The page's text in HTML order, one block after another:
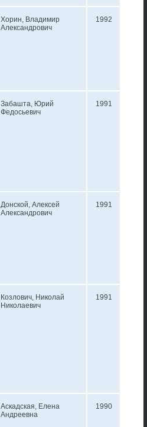
Хорин, Владимир
Александрович
1992
Забашта, Юрий
Федосьевич
1991
Донской, Алексей
Александрович
1991
Козлович, Николай
Николаевич
1991
Аскадская, Елена
Андреевна
1990